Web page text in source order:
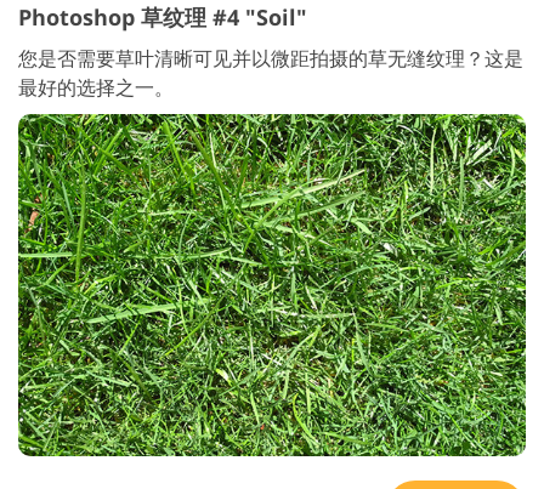
Photoshop 草纹理 #4 "Soil"
您是否需要草叶清晰可见并以微距拍摄的草无缝纹理？这是
最好的选择之一。